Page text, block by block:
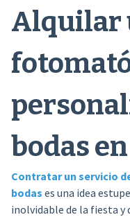
Alquilar
bodas
Contratar un servicio
bodas es una idea
inolvidable de la fiesta y